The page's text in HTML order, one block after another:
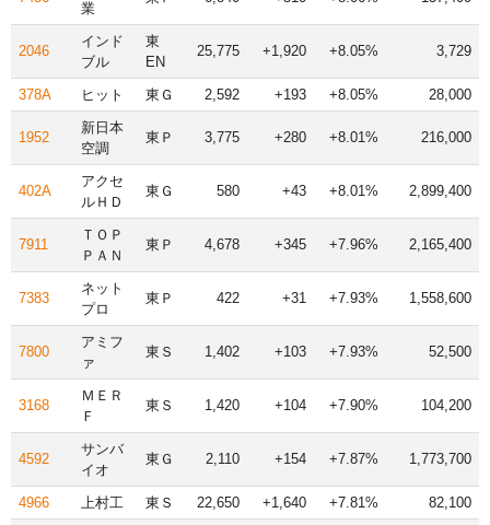
業
2046
インド
ブル
東
EN
25,775 +1,920 +8.05% 3,729
378A ヒット 東Ｇ 2,592 +193 +8.05% 28,000
1952
新日本
空調
東Ｐ 3,775 +280 +8.01% 216,000
402A
アクセ
ルＨＤ
東Ｇ 580 +43 +8.01% 2,899,400
7911
ＴＯＰ
ＰＡＮ
東Ｐ 4,678 +345 +7.96% 2,165,400
7383
ネット
プロ
東Ｐ 422 +31 +7.93% 1,558,600
7800
アミフ
ァ
東Ｓ 1,402 +103 +7.93% 52,500
3168
ＭＥＲ
Ｆ
東Ｓ 1,420 +104 +7.90% 104,200
4592
サンバ
イオ
東Ｇ 2,110 +154 +7.87% 1,773,700
4966 上村工 東Ｓ 22,650 +1,640 +7.81% 82,100